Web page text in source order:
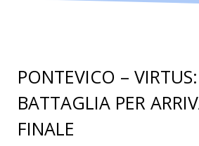
PONTEVICO –
BATTAGLIA PER
FINALE